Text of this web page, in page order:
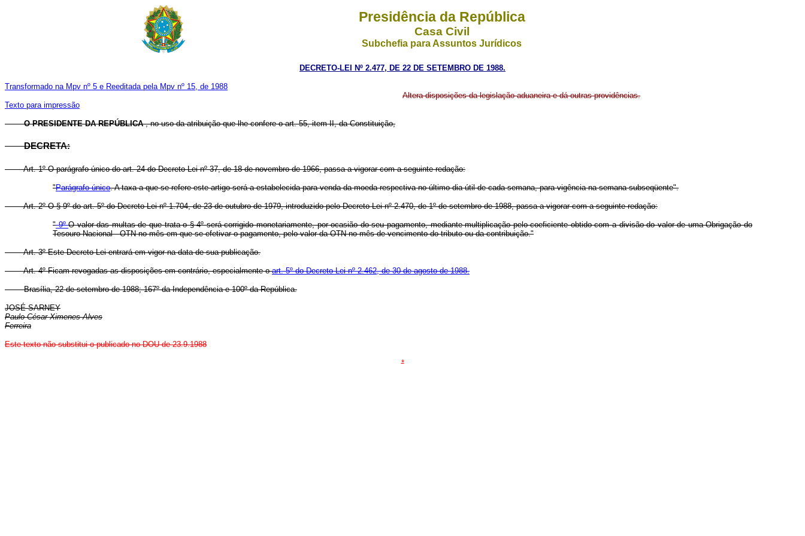
Presidência da República
Casa Civil
Subchefia para Assuntos Jurídicos
DECRETO-LEI Nº 2.477, DE 22 DE SETEMBRO DE 1988.
Transformado na Mpv nº 5 e Reeditada pela Mpv nº 15, de 1988
Texto para impressão
Altera disposições da legislação aduaneira e dá outras providências.
O PRESIDENTE DA REPÚBLICA, no uso da atribuição que lhe confere o art. 55, item II, da Constituição,
DECRETA:
Art. 1º O parágrafo único do art. 24 do Decreto-Lei nº 37, de 18 de novembro de 1966, passa a vigorar com a seguinte redação:
"Parágrafo único. A taxa a que se refere este artigo será a estabelecida para venda da moeda respectiva no último dia útil de cada semana, para vigência na semana subseqüente".
Art. 2º O § 9º do art. 5º do Decreto-Lei nº 1.704, de 23 de outubro de 1979, introduzido pelo Decreto-Lei nº 2.470, de 1º de setembro de 1988, passa a vigorar com a seguinte redação:
"9ºO valor das multas de que trata o § 4º será corrigido monetariamente, por ocasião do seu pagamento, mediante multiplicação pelo coeficiente obtido com a divisão do valor de uma Obrigação do
Tesouro Nacional - OTN no mês em que se efetivar o pagamento, pelo valor da OTN no mês de vencimento do tributo ou da contribuição."
Art. 3º Este Decreto-Lei entrará em vigor na data de sua publicação.
Art. 4º Ficam revogadas as disposições em contrário, especialmente oart. 5º do Decreto-Lei nº 2.462, de 30 de agosto de 1988.
Brasília, 22 de setembro de 1988; 167º da Independência e 100º da República.
JOSÉ SARNEY
Paulo César Ximenes Alves
Ferreira
Este texto não substitui o publicado no DOU de 23.9.1988
*